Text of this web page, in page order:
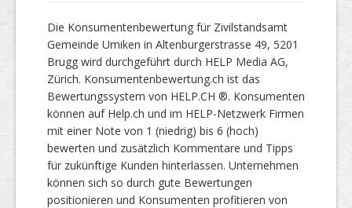
Die Konsumentenbewertung für Zivilstandsamt
Gemeinde Umiken in Altenburgerstrasse 49, 5201
Brugg wird durchgeführt durch HELP Media AG,
Zürich. Konsumentenbewertung.ch ist das
Bewertungssystem von HELP.CH ®. Konsumenten
können auf Help.ch und im HELP-Netzwerk Firmen
mit einer Note von 1 (niedrig) bis 6 (hoch)
bewerten und zusätzlich Kommentare und Tipps
für zukünftige Kunden hinterlassen. Unternehmen
können sich so durch gute Bewertungen
positionieren und Konsumenten profitieren von